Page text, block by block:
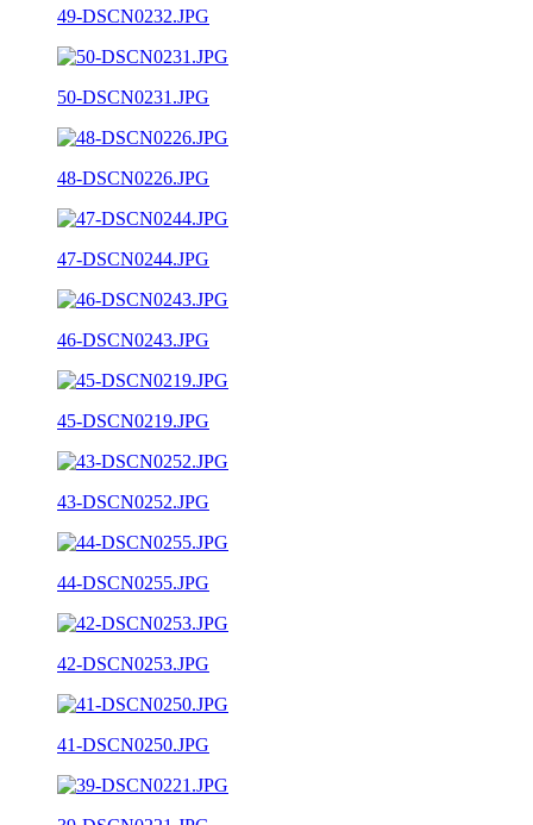
49-DSCN0232.JPG
50-DSCN0231.JPG
48-DSCN0226.JPG
47-DSCN0244.JPG
46-DSCN0243.JPG
45-DSCN0219.JPG
43-DSCN0252.JPG
44-DSCN0255.JPG
42-DSCN0253.JPG
41-DSCN0250.JPG